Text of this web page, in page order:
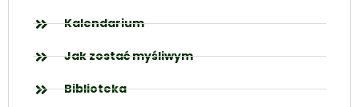
Kalendarium
Jak zostać myśliwym
Biblioteka